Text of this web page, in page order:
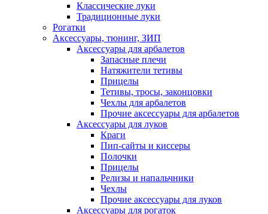
Классические луки
Традиционные луки
Рогатки
Аксессуары, тюнинг, ЗИП
Аксессуары для арбалетов
Запасные плечи
Натяжители тетивы
Прицелы
Тетивы, тросы, законцовки
Чехлы для арбалетов
Прочие аксессуары для арбалетов
Аксессуары для луков
Краги
Пип-сайты и киссеры
Полочки
Прицелы
Релизы и напальчники
Чехлы
Прочие аксессуары для луков
Аксессуары для рогаток